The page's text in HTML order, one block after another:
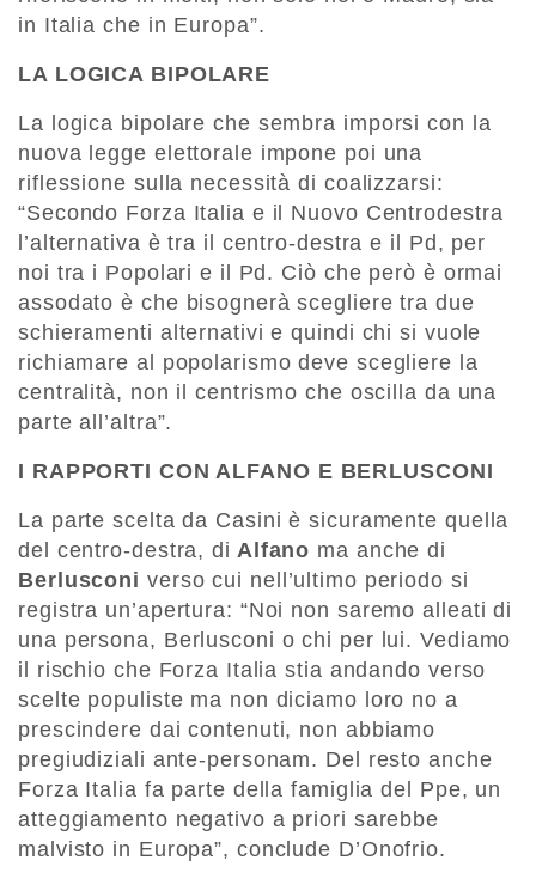
in Italia che in Europa”.
LA LOGICA BIPOLARE
La logica bipolare che sembra imporsi con la
nuova legge elettorale impone poi una
riflessione sulla necessità di coalizzarsi:
“Secondo Forza Italia e il Nuovo Centrodestra
l’alternativa è tra il centro-destra e il Pd, per
noi tra i Popolari e il Pd. Ciò che però è ormai
assodato è che bisognerà scegliere tra due
schieramenti alternativi e quindi chi si vuole
richiamare al popolarismo deve scegliere la
centralità, non il centrismo che oscilla da una
parte all’altra”.
I RAPPORTI CON ALFANO E BERLUSCONI
La parte scelta da Casini è sicuramente quella
del centro-destra, di Alfano ma anche di
Berlusconi verso cui nell’ultimo periodo si
registra un’apertura: “Noi non saremo alleati di
una persona, Berlusconi o chi per lui. Vediamo
il rischio che Forza Italia stia andando verso
scelte populiste ma non diciamo loro no a
prescindere dai contenuti, non abbiamo
pregiudiziali ante-personam. Del resto anche
Forza Italia fa parte della famiglia del Ppe, un
atteggiamento negativo a priori sarebbe
malvisto in Europa”, conclude D’Onofrio.